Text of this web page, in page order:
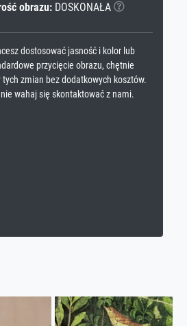
obrazu:DOSKONAŁA
dostosować jasność i kolor lub
przycięcie obrazu, chętnie
zmian bez dodatkowych kosztów.
wahaj się skontaktować z nami.